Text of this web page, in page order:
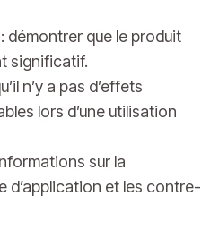
: démontrer que le produit
significatif.
n’y a pas d’effets
lors d’une utilisation
sur la
d’application et les contre-